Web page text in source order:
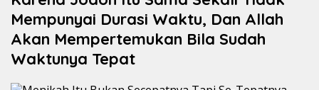
Mempunyai Durasi Waktu, Dan Allah
Akan Mempertemukan Bila Sudah
Waktunya Tepat